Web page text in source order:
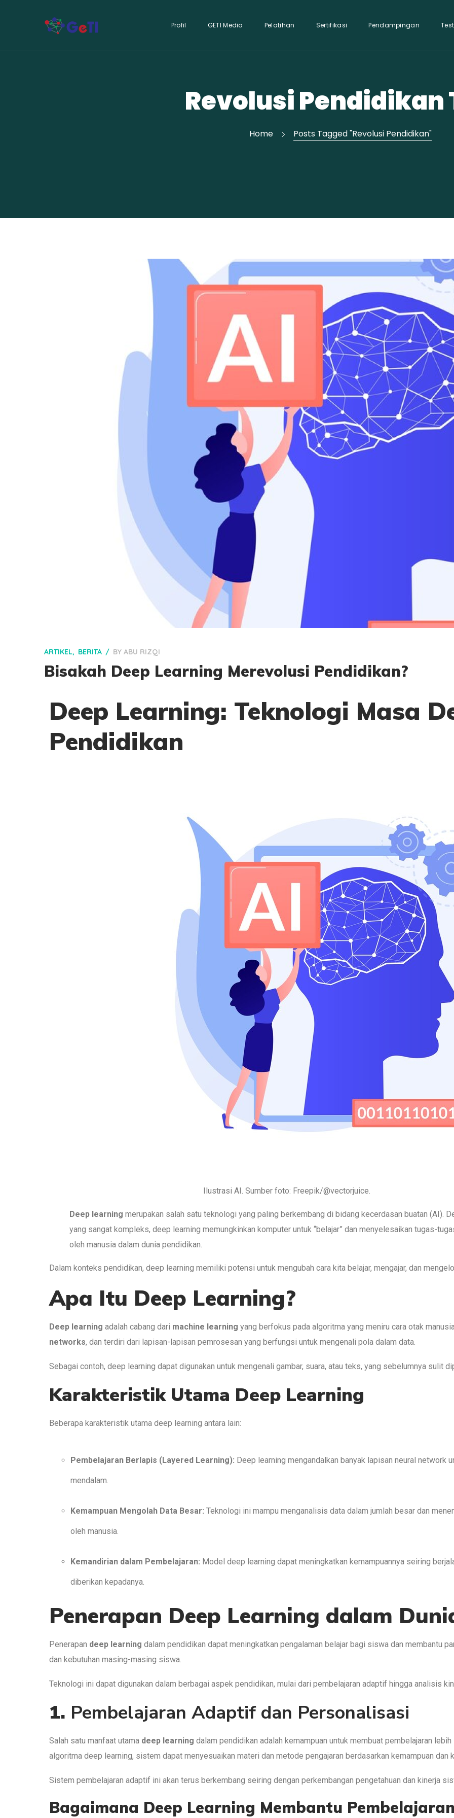
Profil GETI Media Pelatihan Sertifikasi Pendampingan
Revolusi Pendidikan
Home Posts Tagged "Revolusi Pendidikan"
ARTIKEL BERITA BY ABU RIZQI
Bisakah Deep Learning Merevolusi Pendidikan?
Deep Learning: Teknologi Masa
Pendidikan
Ilustrasi AI. Sumber foto: Freepik/@vectorjuice.
Deep learning merupakan salah satu teknologi yang paling berkembang di bidang kecerdasan buatan (AI).
yang sangat kompleks, deep learning memungkinkan komputer untuk “belajar” dan menyelesaikan tugas-
oleh manusia dalam dunia pendidikan.
Dalam konteks pendidikan, deep learning memiliki potensi untuk mengubah cara kita belajar, mengajar, dan
Apa Itu Deep Learning?
Deep learning adalah cabang dari machine learning yang berfokus pada algoritma yang meniru cara otak
networks, dan terdiri dari lapisan-lapisan pemrosesan yang berfungsi untuk mengenali pola dalam data.
Sebagai contoh, deep learning dapat digunakan untuk mengenali gambar, suara, atau teks, yang sebelumnya sulit
Karakteristik Utama Deep Learning
Beberapa karakteristik utama deep learning antara lain:
Pembelajaran Berlapis (Layered Learning): Deep learning mengandalkan banyak lapisan neural network
mendalam.
Kemampuan Mengolah Data Besar: Teknologi ini mampu menganalisis data dalam jumlah besar dan
oleh manusia.
Kemandirian dalam Pembelajaran: Model deep learning dapat meningkatkan kemampuannya seiring
diberikan kepadanya.
Penerapan Deep Learning dalam
Penerapan deep learning dalam pendidikan dapat meningkatkan pengalaman belajar bagi siswa dan membantu
dan kebutuhan masing-masing siswa.
Teknologi ini dapat digunakan dalam berbagai aspek pendidikan, mulai dari pembelajaran adaptif hingga analisis
1. Pembelajaran Adaptif dan Personalisasi
Salah satu manfaat utama deep learning dalam pendidikan adalah kemampuan untuk membuat pembelajaran lebih
algoritma deep learning, sistem dapat menyesuaikan materi dan metode pengajaran berdasarkan kemampuan dan
Sistem pembelajaran adaptif ini akan terus berkembang seiring dengan perkembangan pengetahuan dan kinerja
Bagaimana Deep Learning Membantu